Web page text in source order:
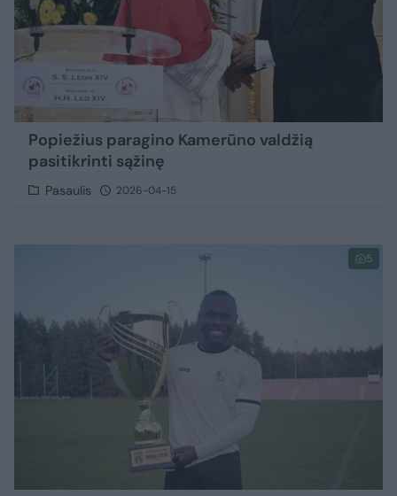
Popiežius paragino Kamerūno valdžią
pasitikrinti sąžinę
Pasaulis 2026-04-15
5